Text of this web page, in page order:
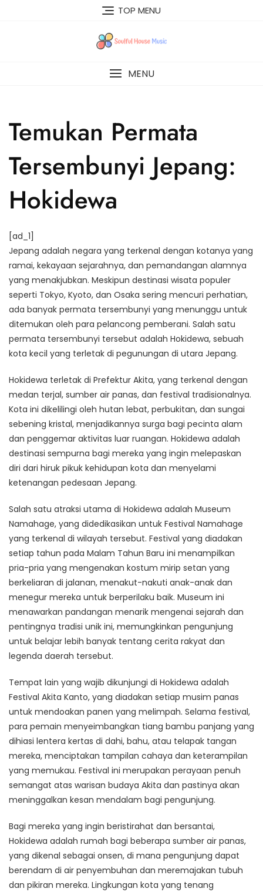
TOP MENU
MENU
Temukan Permata
Tersembunyi Jepang:
Hokidewa
[ad_1]
Jepang adalah negara yang terkenal dengan kotanya yang
ramai, kekayaan sejarahnya, dan pemandangan alamnya
yang menakjubkan. Meskipun destinasi wisata populer
seperti Tokyo, Kyoto, dan Osaka sering mencuri perhatian,
ada banyak permata tersembunyi yang menunggu untuk
ditemukan oleh para pelancong pemberani. Salah satu
permata tersembunyi tersebut adalah Hokidewa, sebuah
kota kecil yang terletak di pegunungan di utara Jepang.
Hokidewa terletak di Prefektur Akita, yang terkenal dengan
medan terjal, sumber air panas, dan festival tradisionalnya.
Kota ini dikelilingi oleh hutan lebat, perbukitan, dan sungai
sebening kristal, menjadikannya surga bagi pecinta alam
dan penggemar aktivitas luar ruangan. Hokidewa adalah
destinasi sempurna bagi mereka yang ingin melepaskan
diri dari hiruk pikuk kehidupan kota dan menyelami
ketenangan pedesaan Jepang.
Salah satu atraksi utama di Hokidewa adalah Museum
Namahage, yang didedikasikan untuk Festival Namahage
yang terkenal di wilayah tersebut. Festival yang diadakan
setiap tahun pada Malam Tahun Baru ini menampilkan
pria-pria yang mengenakan kostum mirip setan yang
berkeliaran di jalanan, menakut-nakuti anak-anak dan
menegur mereka untuk berperilaku baik. Museum ini
menawarkan pandangan menarik mengenai sejarah dan
pentingnya tradisi unik ini, memungkinkan pengunjung
untuk belajar lebih banyak tentang cerita rakyat dan
legenda daerah tersebut.
Tempat lain yang wajib dikunjungi di Hokidewa adalah
Festival Akita Kanto, yang diadakan setiap musim panas
untuk mendoakan panen yang melimpah. Selama festival,
para pemain menyeimbangkan tiang bambu panjang yang
dihiasi lentera kertas di dahi, bahu, atau telapak tangan
mereka, menciptakan tampilan cahaya dan keterampilan
yang memukau. Festival ini merupakan perayaan penuh
semangat atas warisan budaya Akita dan pastinya akan
meninggalkan kesan mendalam bagi pengunjung.
Bagi mereka yang ingin beristirahat dan bersantai,
Hokidewa adalah rumah bagi beberapa sumber air panas,
yang dikenal sebagai onsen, di mana pengunjung dapat
berendam di air penyembuhan dan meremajakan tubuh
dan pikiran mereka. Lingkungan kota yang tenang